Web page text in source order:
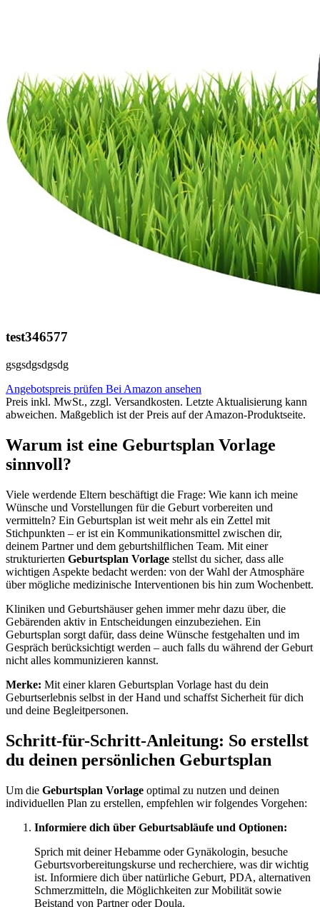
test346577
gsgsdgsdgsdg
Angebotspreis prüfen Bei Amazon ansehen
Preis inkl. MwSt., zzgl. Versandkosten. Letzte Aktualisierung kann
abweichen. Maßgeblich ist der Preis auf der Amazon-Produktseite.
Warum ist eine Geburtsplan Vorlage
sinnvoll?
Viele werdende Eltern beschäftigt die Frage: Wie kann ich meine
Wünsche und Vorstellungen für die Geburt vorbereiten und
vermitteln? Ein Geburtsplan ist weit mehr als ein Zettel mit
Stichpunkten – er ist ein Kommunikationsmittel zwischen dir,
deinem Partner und dem geburtshilflichen Team. Mit einer
strukturierten Geburtsplan Vorlage stellst du sicher, dass alle
wichtigen Aspekte bedacht werden: von der Wahl der Atmosphäre
über mögliche medizinische Interventionen bis hin zum Wochenbett.
Kliniken und Geburtshäuser gehen immer mehr dazu über, die
Gebärenden aktiv in Entscheidungen einzubeziehen. Ein
Geburtsplan sorgt dafür, dass deine Wünsche festgehalten und im
Gespräch berücksichtigt werden – auch falls du während der Geburt
nicht alles kommunizieren kannst.
Merke: Mit einer klaren Geburtsplan Vorlage hast du dein
Geburtserlebnis selbst in der Hand und schaffst Sicherheit für dich
und deine Begleitpersonen.
Schritt-für-Schritt-Anleitung: So erstellst
du deinen persönlichen Geburtsplan
Um die Geburtsplan Vorlage optimal zu nutzen und deinen
individuellen Plan zu erstellen, empfehlen wir folgendes Vorgehen:
Informiere dich über Geburtsabläufe und Optionen:
Sprich mit deiner Hebamme oder Gynäkologin, besuche
Geburtsvorbereitungskurse und recherchiere, was dir wichtig
ist. Informiere dich über natürliche Geburt, PDA, alternativen
Schmerzmitteln, die Möglichkeiten zur Mobilität sowie
Beistand von Partner oder Doula.